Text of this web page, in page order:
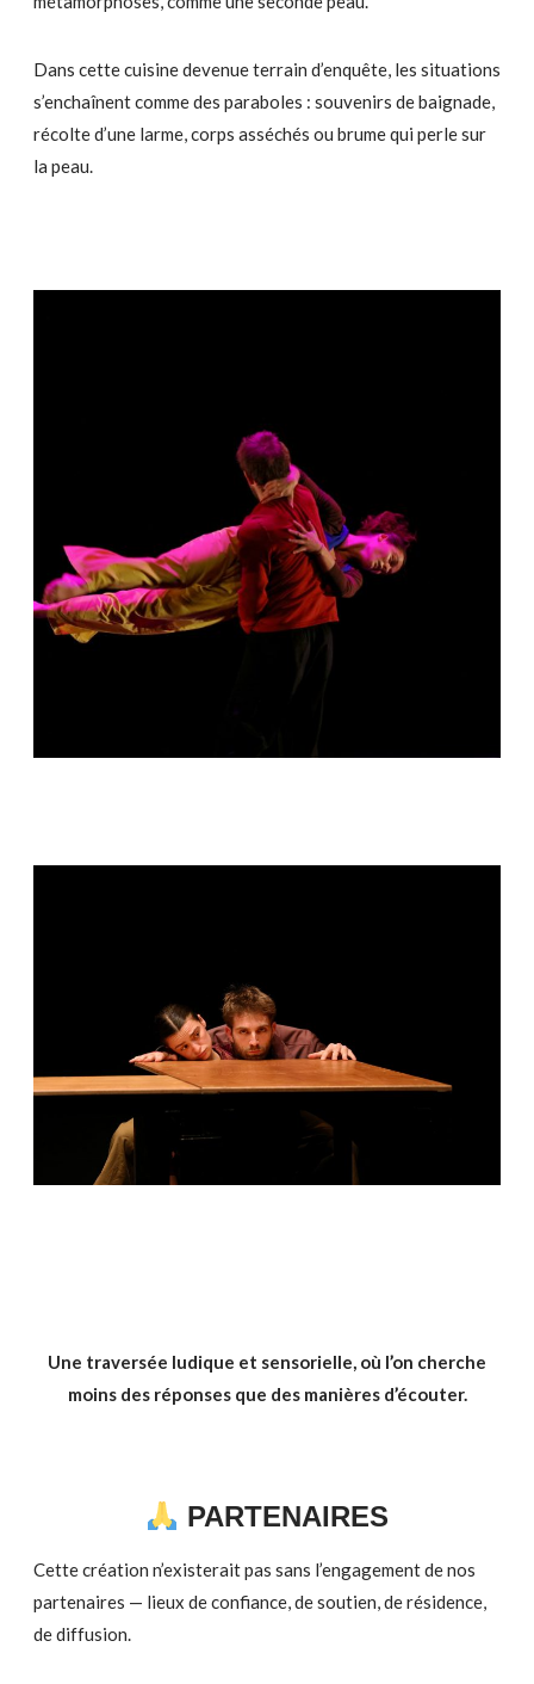
Dans cette cuisine devenue terrain d’enquête, les situations
s’enchaînent comme des paraboles : souvenirs de baignade,
récolte d’une larme, corps asséchés ou brume qui perle sur
la peau.
Une traversée ludique et sensorielle, où l’on cherche
moins des réponses que des manières d’écouter.
PARTENAIRES
Cette création n’existerait pas sans l’engagement de nos
partenaires — lieux de confiance, de soutien, de résidence,
de diffusion.